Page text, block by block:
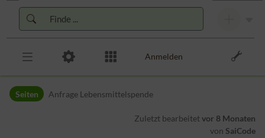
Zur Kopfleiste
Zur Hauptnavigation
Zu den Seitenwerkzeugen
Anmelden
Seiten Anfrage Lebensmittelspende
Zuletzt bearbeitetvor 8 Monaten
von SaiCode